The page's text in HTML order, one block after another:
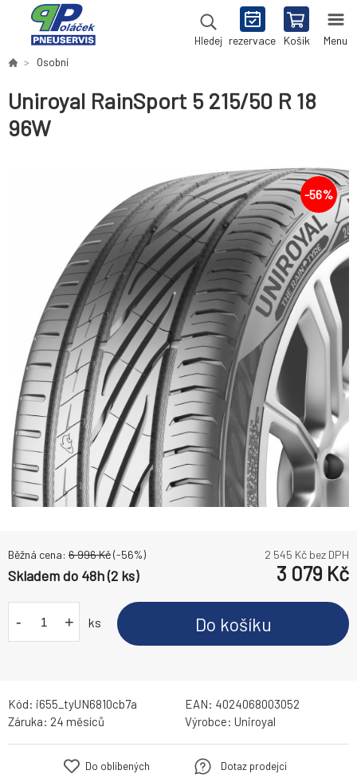
Hledej rezervace Košík Menu
Osobní
Uniroyal RainSport 5 215/50 R 18
96W
-56%
Běžná cena: 6 996Kč(-56%) 2 545 Kč bez DPH
Skladem do 48h (2 ks) 3 079 Kč
- + ks Do košíku
Kód: i655_tyUN6810cb7a EAN: 4024068003052
Záruka: 24 měsíců Výrobce: Uniroyal
Do oblíbených
Dotaz prodejci